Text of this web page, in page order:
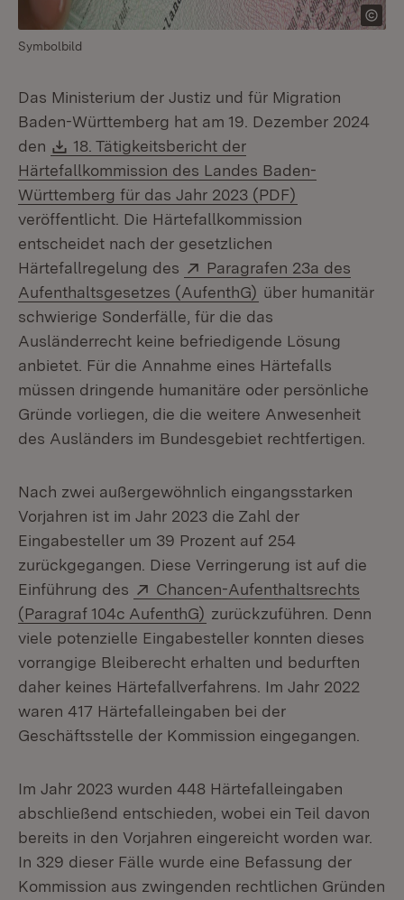
Symbolbild
Das Ministerium der Justiz und für Migration
Baden-Württemberg hat am 19. Dezember 2024
den
Download:
18. Tätigkeitsbericht der
Härtefallkommission des Landes Baden-
Württemberg für das Jahr 2023 (PDF)
veröffentlicht. Die Härtefallkommission
entscheidet nach der gesetzlichen
Härtefallregelung des
Extern:
Paragrafen 23a des
Aufenthaltsgesetzes (AufenthG) (Öffnet in neuem
über humanitär
schwierige Sonderfälle, für die das
Ausländerrecht keine befriedigende Lösung
anbietet. Für die Annahme eines Härtefalls
müssen dringende humanitäre oder persönliche
Gründe vorliegen, die die weitere Anwesenheit
des Ausländers im Bundesgebiet rechtfertigen.
Nach zwei außergewöhnlich eingangsstarken
Vorjahren ist im Jahr 2023 die Zahl der
Eingabesteller um 39 Prozent auf 254
zurückgegangen. Diese Verringerung ist auf die
Einführung des
Extern:
Chancen-Aufenthaltsrechts
(Paragraf 104c AufenthG) (Öffnet in neuem Fenster)
zurückzuführen. Denn
viele potenzielle Eingabesteller konnten dieses
vorrangige Bleiberecht erhalten und bedurften
daher keines Härtefallverfahrens. Im Jahr 2022
waren 417 Härtefalleingaben bei der
Geschäftsstelle der Kommission eingegangen.
Im Jahr 2023 wurden 448 Härtefalleingaben
abschließend entschieden, wobei ein Teil davon
bereits in den Vorjahren eingereicht worden war.
In 329 dieser Fälle wurde eine Befassung der
Kommission aus zwingenden rechtlichen Gründen